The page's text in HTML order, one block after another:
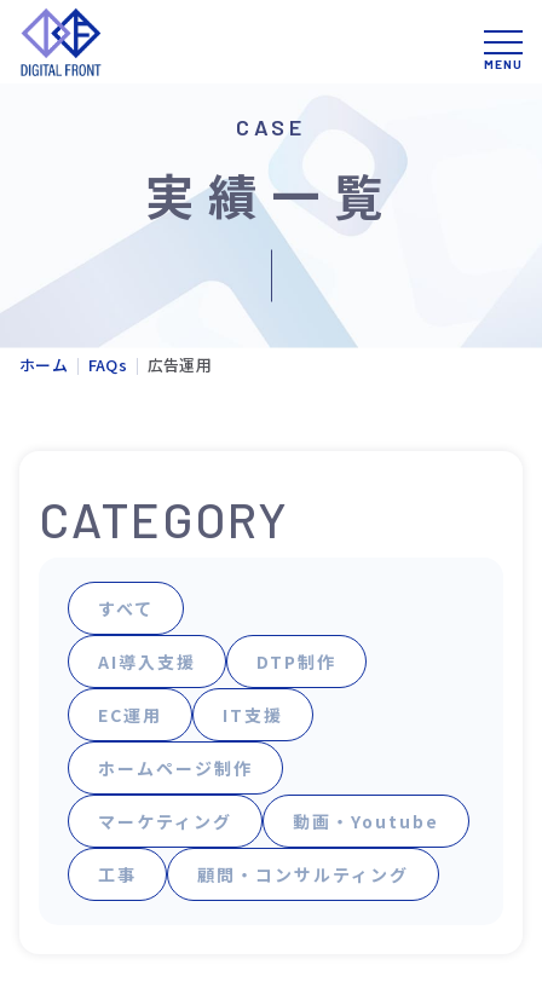
CASE
実績一覧
ホーム FAQs 広告運用
CATEGORY
すべて
AI導入支援 DTP制作
EC運用 IT支援
ホームページ制作
マーケティング 動画・Youtube
工事 顧問・コンサルティング